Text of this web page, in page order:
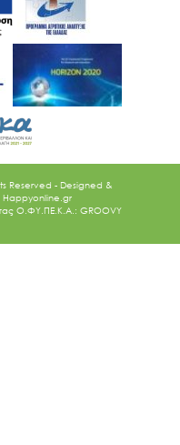
Reserved - Designed &
Happyonline.gr
Ο.ΦΥ.ΠΕ.Κ.Α.: GROOVY